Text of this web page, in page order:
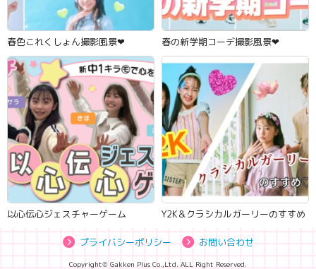
春色これくしょん撮影風景‪‪❤︎‬ 春の新学期コーデ撮影風景‪‪❤︎‬
以心伝心ジェスチャーゲーム Y2K＆クラシカルガーリーのすすめ
プライバシーポリシー お問い合わせ
Copyright© Gakken Plus Co.,Ltd. ALL Right Reserved.